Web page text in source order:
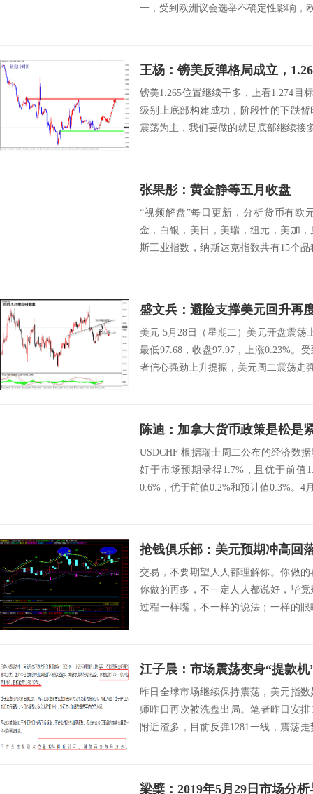
一，受到欧洲议会选举不确定性影响，
王杨：镑美反弹格局成立，
镑美1.265位置继续干多，上看1.274目
级别上底部构建成功，阶段性的下跌
震荡为主，我们要做的就是底部继续接
张果彤：黄金静等五月收盘
“视频解盘”每日更新，分析货币有欧
金，白银，美日，美瑞，纽元，美加
斯工业指数，纳斯达克指数共有15个
美元 5月28日（星期二）美元开盘震荡
最低97.68，收盘97.97，上涨0.23%。
者信心强劲上升提振，美元周二震荡走
陈迪：加拿大货币政策是松是
USDCHF 根据瑞士周二公布的经济数
好于市场预期录得1.7%，且优于前值
0.6%，优于前值0.2%和预计值0.3%。4
抢钱俱乐部：美元预期冲高回
交易，不要期望人人都理解你。你做
你做的再多，不一定人人都说好，毕
过程一样嘴，不一样的说法；一样的
江子晨：市场震荡变身“提款
昨日全球市场继续保持震荡，美元指
师昨日再次被洗盘出局。笔者昨日安
附近渣多，目前反弹1281一线，震荡
梁檗：2019年5月29日市场分